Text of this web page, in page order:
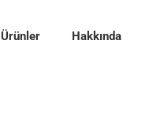
Ürünler Hakkında